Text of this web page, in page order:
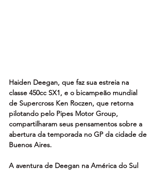
Haiden Deegan, que faz sua estreia na
classe 450cc SX1, e o bicampeão mundial
de Supercross Ken Roczen, que retorna
pilotando pelo Pipes Motor Group,
compartilharam seus pensamentos sobre a
abertura da temporada no GP da cidade de
Buenos Aires.
A aventura de Deegan na América do Sul